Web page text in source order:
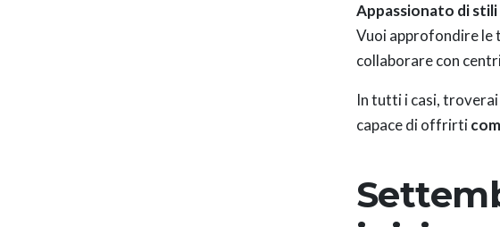
Appassionato di
Vuoi approfondire le
collaborare con
In tutti i casi, troverai
capace di offrirti